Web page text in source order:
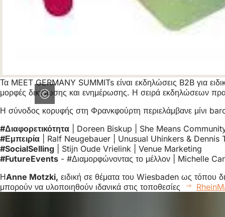
Τα MEET GERMANY SUMMITs είναι εκδηλώσεις B2B για
μορφές δικτύωσης και ενημέρωσης. Η σειρά εκδηλώσεων
Η σύνοδος κορυφής στη Φρανκφούρτη περιελάμβανε μίνι
#Διαφορετικότητα | Doreen Biskup | She Means
#Εμπειρία | Ralf Neugebauer | Unusual Uhinkers & Dennis
#SocialSelling | Stijn Oude Vrielink | Venue Marketing
#FutureEvents - #Διαμορφώνοντας το μέλλον | Michelle
ΗAnne Motzki, ειδική σε θέματα του Wiesbaden ως τόπου
μπορούν να υλοποιηθούν ιδανικά στις τοποθεσίες